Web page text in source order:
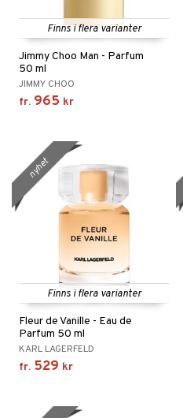
Finns i flera varianter
Jimmy Choo Man - Parfum
50 ml
JIMMY CHOO
fr. 965 kr
Finns i flera varianter
Fleur de Vanille - Eau de
Parfum 50 ml
KARL LAGERFELD
fr. 529 kr
nyhet